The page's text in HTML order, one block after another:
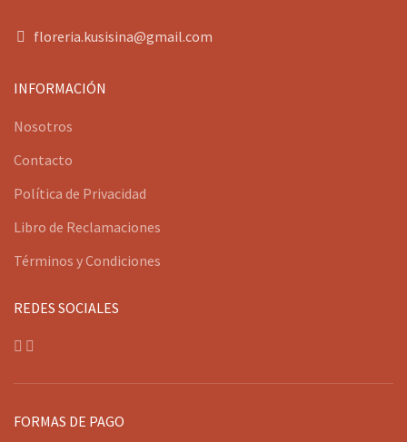
floreria.kusisina@gmail.com
INFORMACIÓN
Nosotros
Contacto
Política de Privacidad
Libro de Reclamaciones
Términos y Condiciones
REDES SOCIALES
FORMAS DE PAGO